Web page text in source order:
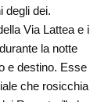
degli dei.
Via Lattea e i
la notte
e destino. Esse
che rosicchia